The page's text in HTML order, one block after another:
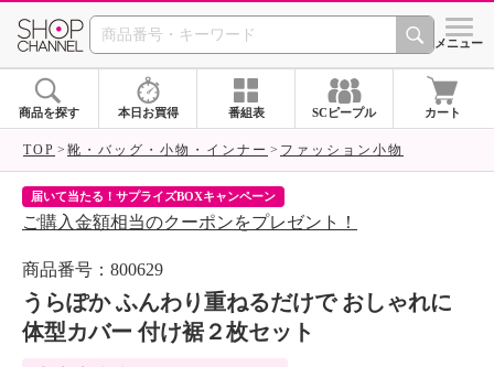
SHOP CHANNEL シメニュー
商品を探す 本日お買得 番組表 SCピープル カート
TOP 靴・バッグ・小物・インナー ファッション小物
届いて当たる！サプライズBOXキャンペーン
ご購入金額相当のクーポンをプレゼント！
商品番号：800629
うらぽか ふんわり重ねるだけで おしゃれに
体型カバー 付け裾２枚セット